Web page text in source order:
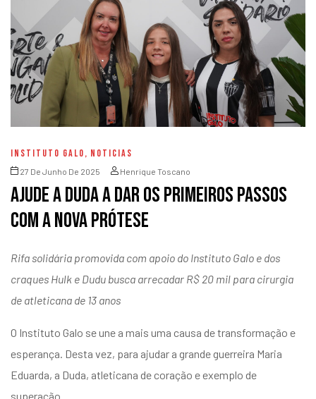
INSTITUTO GALO, NOTICIAS
27 De Junho De 2025 Henrique Toscano
Ajude a Duda a dar os primeiros passos
com a nova prótese
Rifa solidária promovida com apoio do Instituto Galo e dos
craques Hulk e Dudu busca arrecadar R$ 20 mil para cirurgia
de atleticana de 13 anos
O Instituto Galo se une a mais uma causa de transformação e
esperança. Desta vez, para ajudar a grande guerreira Maria
Eduarda, a Duda, atleticana de coração e exemplo de
superação.